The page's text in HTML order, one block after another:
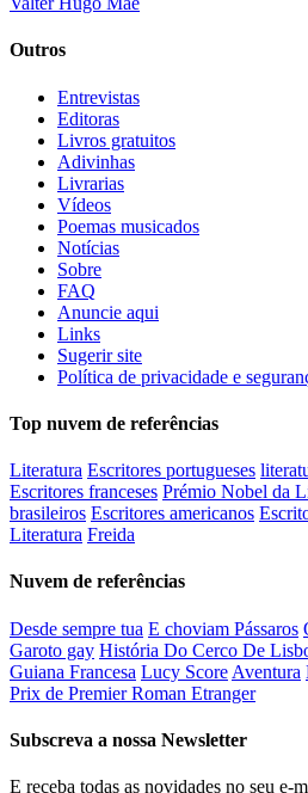
Outros
Entrevistas
Editoras
Livros gratuitos
Adivinhas
Livrarias
Vídeos
Poemas musicados
Notícias
Sobre
FAQ
Anuncie aqui
Links
Sugerir site
Política de privacidade e
Top nuvem de referências
Literatura Escritores portugueses
Escritores franceses Prémio Nobel da
brasileiros Escritores americanos
Literatura Freida
Nuvem de referências
Desde sempre tua E choviam Pássaros
Garoto gay História Do Cerco De
Guiana Francesa Lucy Score Aventura
Prix de Premier Roman Etranger
Subscreva a nossa Newsletter
E receba todas as novidades no seu e-